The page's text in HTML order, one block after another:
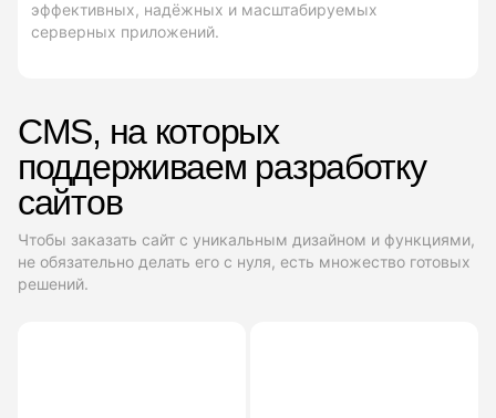
эффективных, надёжных и масштабируемых
серверных приложений.
CMS, на которых
поддерживаем разработку
сайтов
Чтобы заказать сайт с уникальным дизайном и функциями,
не обязательно делать его с нуля, есть множество готовых
решений.